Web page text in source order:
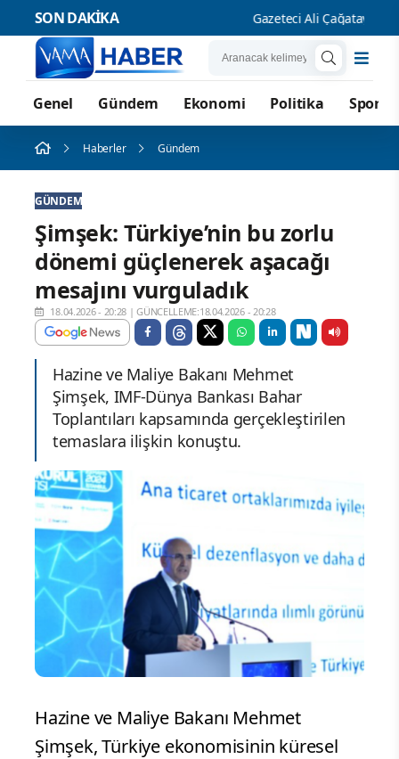
SON DAKİKA Gazeteci Ali Çağatay
Genel Gündem Ekonomi Politika Spor
Haberler Gündem
GÜNDEM
Şimşek: Türkiye’nin bu zorlu
dönemi güçlenerek aşacağı
mesajını vurguladık
18.04.2026 - 20:28 |GÜNCELLEME:18.04.2026 - 20:28
Hazine ve Maliye Bakanı Mehmet
Şimşek, IMF-Dünya Bankası Bahar
Toplantıları kapsamında gerçekleştirilen
temaslara ilişkin konuştu.
Hazine ve Maliye Bakanı Mehmet
Şimşek, Türkiye ekonomisinin küresel